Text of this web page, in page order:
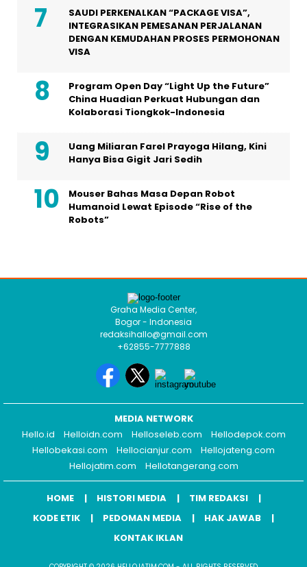
SAUDI PERKENALKAN “PACKAGE VISA”,
INTEGRASIKAN PEMESANAN PERJALANAN
DENGAN KEMUDAHAN PROSES PERMOHONAN
VISA
Program Open Day “Light Up the Future”
China Huadian Perkuat Hubungan dan
Kolaborasi Tiongkok-Indonesia
Uang Miliaran Farel Prayoga Hilang, Kini
Hanya Bisa Gigit Jari Sedih
Mouser Bahas Masa Depan Robot
Humanoid Lewat Episode “Rise of the
Robots”
Graha Media Center,
Bogor - Indonesia
redaksihallo@gmail.com
+62855-7777888
MEDIA NETWORK
Hello.id
Helloidn.com Helloseleb.com
Hellodepok.com
Hellobekasi.com
Hellocianjur.com
Hellojateng.com
Hellojatim.com
Hellotangerang.com
HOME HISTORI MEDIA
TIM REDAKSI
KODE ETIK
PEDOMAN MEDIA
HAK JAWAB
KONTAK IKLAN